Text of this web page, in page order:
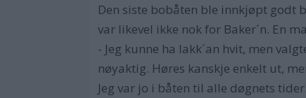
Den siste bobåten ble innkjøpt godt
var likevel ikke nok for Baker´n. En
- Jeg kunne ha lakk´an hvit, men
nøyaktig. Høres kanskje enkelt ut,
Jeg var jo i båten til alle døgnets